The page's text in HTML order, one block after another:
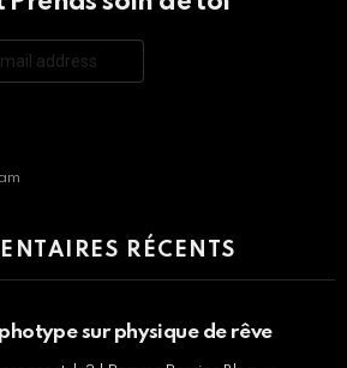
RÉCENTS
sur physique de rêve